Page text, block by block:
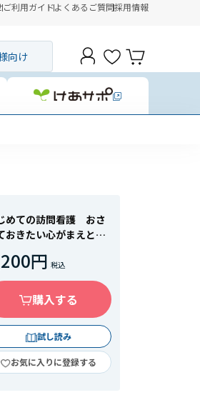
ご利用ガイドよくあるご質問採用情報
向け
めての訪問看護 おさ
おきたい心がまえと仕
円
購入する
試し読み
お気に入りに登録する